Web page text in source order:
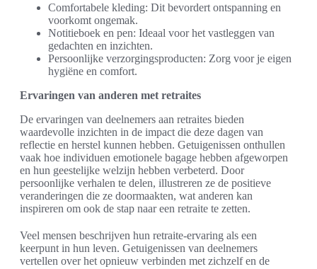
Comfortabele kleding: Dit bevordert ontspanning en
voorkomt ongemak.
Notitieboek en pen: Ideaal voor het vastleggen van
gedachten en inzichten.
Persoonlijke verzorgingsproducten: Zorg voor je eigen
hygiëne en comfort.
Ervaringen van anderen met retraites
De ervaringen van deelnemers aan retraites bieden
waardevolle inzichten in de impact die deze dagen van
reflectie en herstel kunnen hebben. Getuigenissen onthullen
vaak hoe individuen emotionele bagage hebben afgeworpen
en hun geestelijke welzijn hebben verbeterd. Door
persoonlijke verhalen te delen, illustreren ze de positieve
veranderingen die ze doormaakten, wat anderen kan
inspireren om ook de stap naar een retraite te zetten.
Veel mensen beschrijven hun retraite-ervaring als een
keerpunt in hun leven. Getuigenissen van deelnemers
vertellen over het opnieuw verbinden met zichzelf en de